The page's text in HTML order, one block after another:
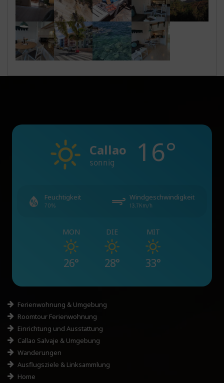
Callao
sonnig 16°
Feuchtigkeit
70%
Windgeschwindigkeit
13.7Km/h
MON
26°
DIE
28°
MIT
33°
Ferienwohnung & Umgebung
Roomtour Ferienwohnung
Einrichtung und Ausstattung
Callao Salvaje & Umgebung
Wanderungen
Ausflugsziele & Linksammlung
Home